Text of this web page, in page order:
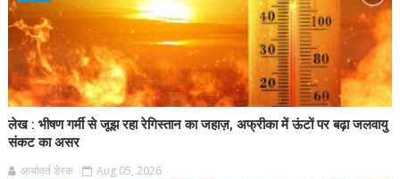
लेख : भीषण गर्मी से जूझ रहा रेगिस्तान का जहाज़, अफ्रीका में ऊंटों पर बढ़ा जलवायु
संकट का असर
आर्यावर्त डेस्क Aug 05, 2026